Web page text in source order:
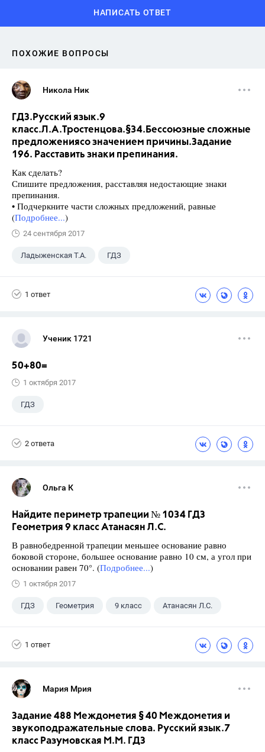
НАПИСАТЬ ОТВЕТ
ПОХОЖИЕ ВОПРОСЫ
Никола Ник
ГДЗ.Русский язык.9
класс.Л.А.Тростенцова.§34.Бессоюзные сложные
предложениясо значением причины.Задание
196. Расставить знаки препинания.
Как сделать?
Спишите предложения, расставляя недостающие знаки
препинания.
• Подчеркните части сложных предложений, равные
(Подробнее...)
24 сентября 2017
Ладыженская Т.А. ГДЗ
1 ответ
Ученик 1721
50+80=
1 октября 2017
ГДЗ
2 ответа
Ольга К
Найдите периметр трапеции № 1034 ГДЗ
Геометрия 9 класс Атанасян Л.С.
В равнобедренной трапеции меньшее основание равно
боковой стороне, большее основание равно 10 см, а угол при
основании равен 70°. (Подробнее...)
1 октября 2017
ГДЗ Геометрия 9 класс Атанасян Л.С.
1 ответ
Мария Мрия
Задание 488 Междометия § 40 Междометия и
звукоподражательные слова. Русский язык.7
класс Разумовская М.М. ГДЗ